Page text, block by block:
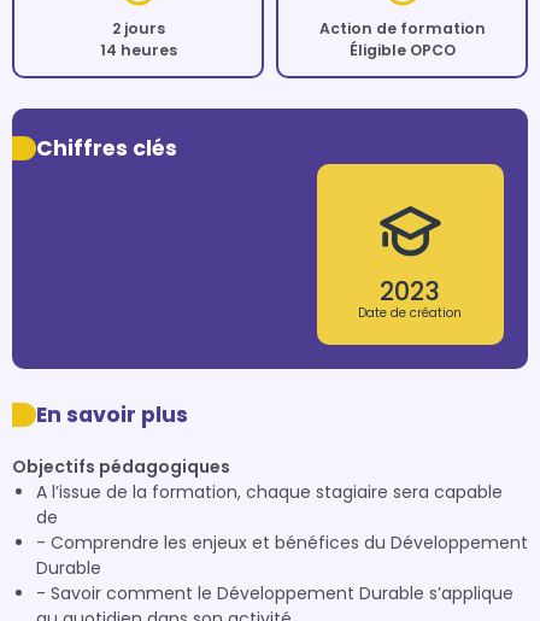
2 jours
14 heures
Action de formation
Éligible OPCO
Chiffres clés
2023
Date de création
En savoir plus
Objectifs pédagogiques
A l’issue de la formation, chaque stagiaire sera capable
de
- Comprendre les enjeux et bénéfices du Développement
Durable
- Savoir comment le Développement Durable s’applique